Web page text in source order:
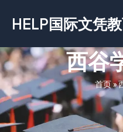
容
HELP国际文凭
西谷
首页»